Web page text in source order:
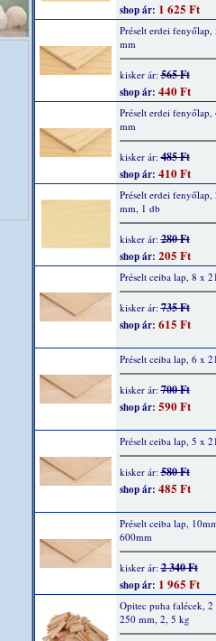
shop ár: 1 625 Ft
Préselt erdei
mm
kisker ár:565 Ft
shop ár: 440 Ft
Préselt erdei
mm
kisker ár:485 Ft
shop ár: 410 Ft
Préselt erdei
mm, 1 db
kisker ár:280 Ft
shop ár: 205 Ft
Préselt ceiba lap, 8 x
kisker ár:735 Ft
shop ár: 615 Ft
Préselt ceiba lap, 6 x
kisker ár:700 Ft
shop ár: 590 Ft
Préselt ceiba lap, 5 x
kisker ár:580 Ft
shop ár: 485 Ft
Préselt ceiba lap,
600mm
kisker ár:2 340 Ft
shop ár: 1 965 Ft
Opitec puha falécek,
250 mm, 2, 5 kg